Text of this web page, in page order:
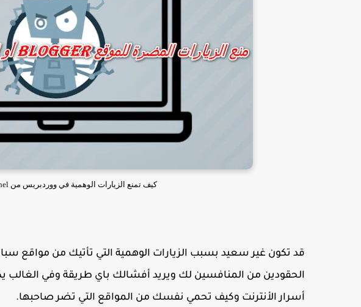
كيف تمنع الزيارات الوهمية في ووردبريس من cPanel او بلوجر
قد تكون غير سعيد بسبب الزيارات الوهمية التي تأتيك من مواقع
الحقودين من المنافسين لك ويريد أفشالك باي طريقة وفي الغالب
أسرار الأنترنت وكيف تحمي نفسك من المواقع التي تضر صاحبها.